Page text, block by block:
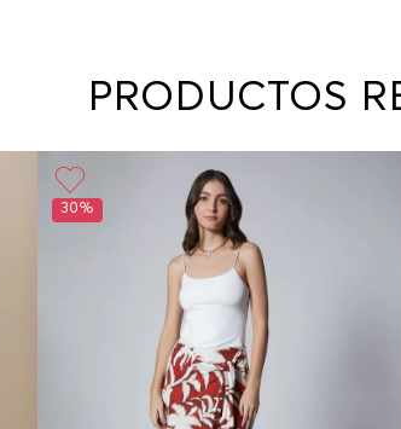
PRODUCTOS
30%